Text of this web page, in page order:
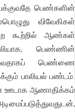
பெண்களின்
விவேகிகள்
என்ற கூற்றில் ஆண்கள்
பெண்ணின்
பெண்ணை
பாலியல் பண்டம்.
ஊடாக ஆணாதிக்கம்